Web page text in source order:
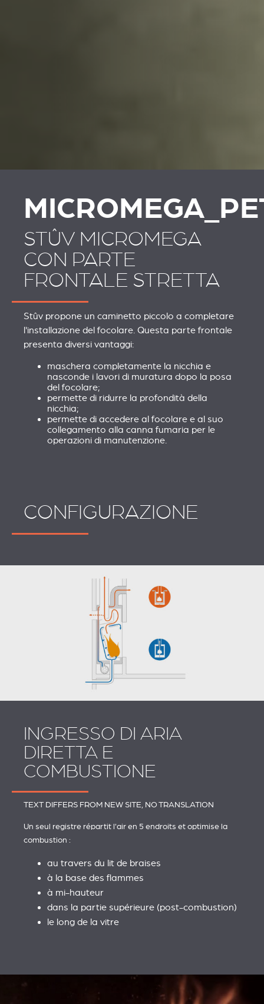
STÛV MICROMEGA
CON PARTE
FRONTALE STRETTA
Stûv propone un caminetto piccolo a completare
l'installazione del focolare. Questa parte frontale
presenta diversi vantaggi:
maschera completamente la nicchia e
nasconde i lavori di muratura dopo la posa
del focolare;
permette di ridurre la profondità della
nicchia;
permette di accedere al focolare e al suo
collegamento alla canna fumaria per le
operazioni di manutenzione.
CONFIGURAZIONE
INGRESSO DI ARIA
DIRETTA E
COMBUSTIONE
TEXT DIFFERS FROM NEW SITE, NO TRANSLATION
Un seul registre répartit l'air en 5 endroits et optimise la
combustion :
au travers du lit de braises
à la base des flammes
à mi-hauteur
dans la partie supérieure (post-combustion)
le long de la vitre